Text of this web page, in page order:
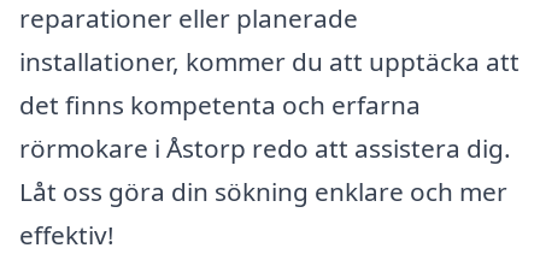
reparationer eller planerade
installationer, kommer du att upptäcka att
det finns kompetenta och erfarna
rörmokare i Åstorp redo att assistera dig.
Låt oss göra din sökning enklare och mer
effektiv!